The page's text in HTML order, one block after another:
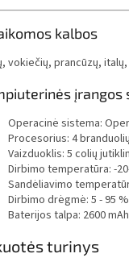
kalbos
vokiečių, prancūzų,
įrangos
Operacinė sistema:
Procesorius: 4
Vaizduoklis: 5 colių
Dirbimo temperatūra: -
Sandėliavimo
Dirbimo drėgmė: 5 - 95
Baterijos talpa: 2600 mAh
turinys